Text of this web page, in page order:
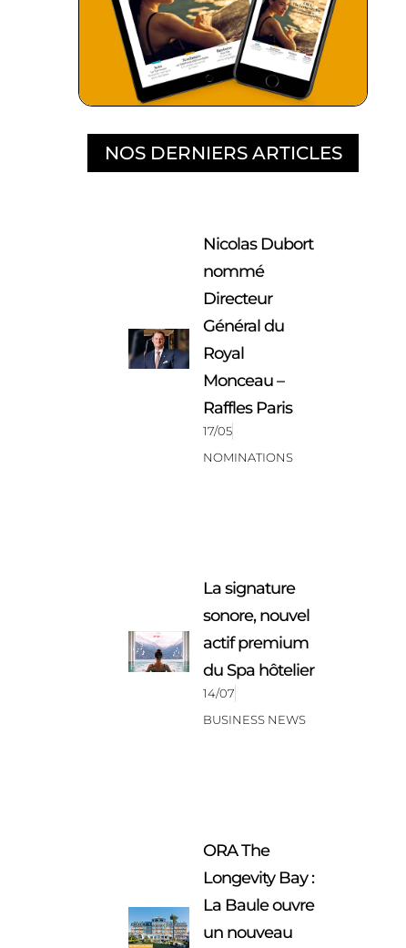
NOS DERNIERS ARTICLES
Nicolas Dubort
nommé
Directeur
Général du
Royal
Monceau –
Raffles Paris
17/05
NOMINATIONS
La signature
sonore, nouvel
actif premium
du Spa hôtelier
14/07
BUSINESS NEWS
ORA The
Longevity Bay :
La Baule ouvre
un nouveau